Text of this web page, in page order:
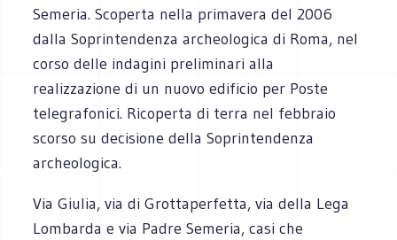
Semeria. Scoperta nella primavera del 2006
dalla Soprintendenza archeologica di Roma, nel
corso delle indagini preliminari alla
realizzazione di un nuovo edificio per Poste
telegrafonici. Ricoperta di terra nel febbraio
scorso su decisione della Soprintendenza
archeologica.
Via Giulia, via di Grottaperfetta, via della Lega
Lombarda e via Padre Semeria, casi che